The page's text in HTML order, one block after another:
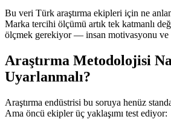
Bu veri Türk araştırma ekipleri için ne
Marka tercihi ölçümü artık tek katmanlı
ölçmek gerekiyor — insan motivasyonu ve
Araştırma Metodolojisi
Uyarlanmalı?
Araştırma endüstrisi bu soruya henüz
Ama öncü ekipler üç yaklaşımı test ediyor: